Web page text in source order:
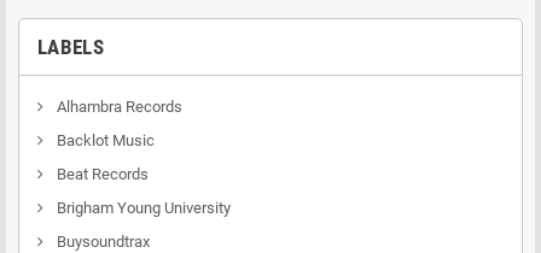
LABELS
Alhambra Records
Backlot Music
Beat Records
Brigham Young University
Buysoundtrax